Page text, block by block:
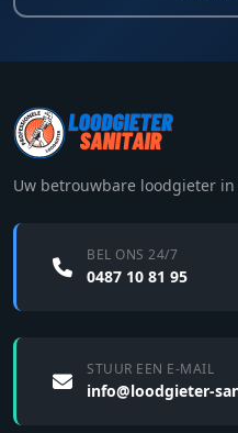
Uw betrouwbare loodgieter
BEL ONS 24/7
0487 10 81 95
STUUR EEN E-MAIL
info@loodgieter-